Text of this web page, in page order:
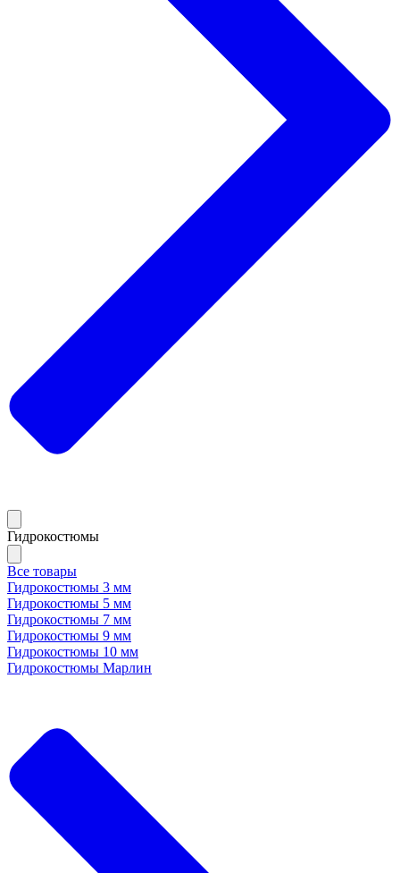
Гидрокостюмы
Все товары
Гидрокостюмы 3 мм
Гидрокостюмы 5 мм
Гидрокостюмы 7 мм
Гидрокостюмы 9 мм
Гидрокостюмы 10 мм
Гидрокостюмы Марлин